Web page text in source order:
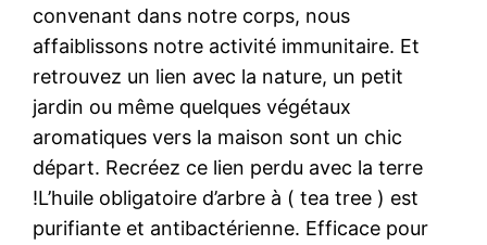
convenant dans notre corps, nous
affaiblissons notre activité immunitaire. Et
retrouvez un lien avec la nature, un petit
jardin ou même quelques végétaux
aromatiques vers la maison sont un chic
départ. Recréez ce lien perdu avec la terre
!L’huile obligatoire d’arbre à ( tea tree ) est
purifiante et antibactérienne. Efficace pour